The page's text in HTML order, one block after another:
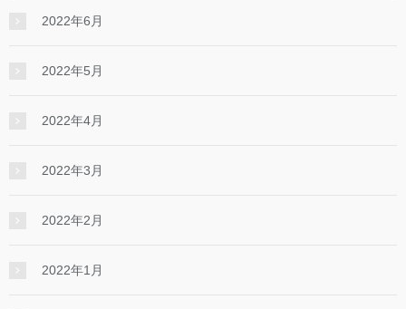
2022年6月
2022年5月
2022年4月
2022年3月
2022年2月
2022年1月